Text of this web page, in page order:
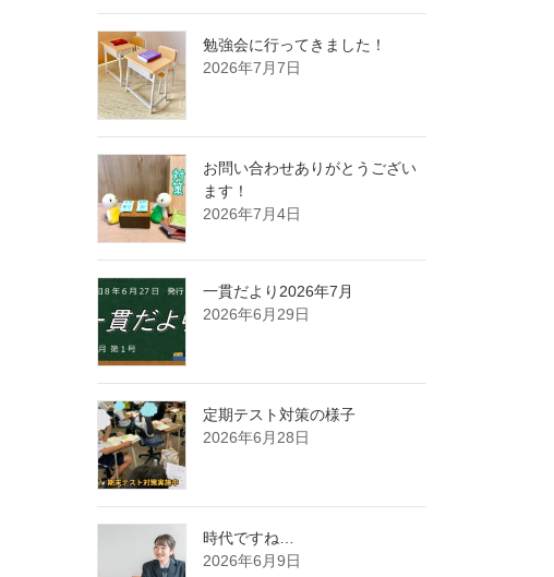
勉強会に行ってきました！
2026年7月7日
お問い合わせありがとうござい
ます！
2026年7月4日
一貫だより2026年7月
2026年6月29日
定期テスト対策の様子
2026年6月28日
時代ですね…
2026年6月9日